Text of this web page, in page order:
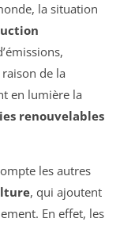
la situation
de la
en lumière la
renouvelables
les autres
, qui ajoutent
En effet, les